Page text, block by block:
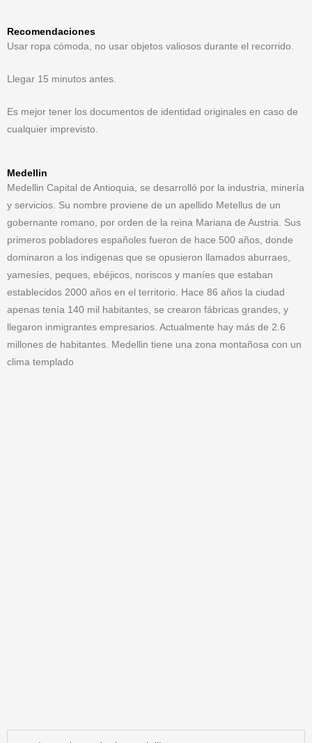
Recomendaciones
Usar ropa cómoda, no usar objetos valiosos durante el recorrido.
Llegar 15 minutos antes.
Es mejor tener los documentos de identidad originales en caso de
cualquier imprevisto.
Medellin
Medellin Capital de Antioquia, se desarrolló por la industria, minería
y servicios. Su nombre proviene de un apellido Metellus de un
gobernante romano, por orden de la reina Mariana de Austria. Sus
primeros pobladores españoles fueron de hace 500 años, donde
dominaron a los indigenas que se opusieron llamados aburraes,
yamesíes, peques, ebéjicos, noriscos y maníes que estaban
establecidos 2000 años en el territorio. Hace 86 años la ciudad
apenas tenía 140 mil habitantes, se crearon fábricas grandes, y
llegaron inmigrantes empresarios. Actualmente hay más de 2.6
millones de habitantes. Medellin tiene una zona montañosa con un
clima templado